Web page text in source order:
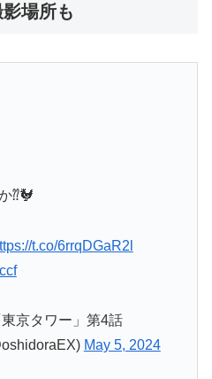
場所も
⁇🐓
t.co/6rrqDGaR2l
京タワー」第4話
May 5, 2024